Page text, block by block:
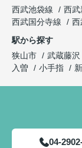
西武池袋線
西武
西武国分寺線
西
駅から探す
狭山市
武蔵藤沢
入曽
小手指
04-